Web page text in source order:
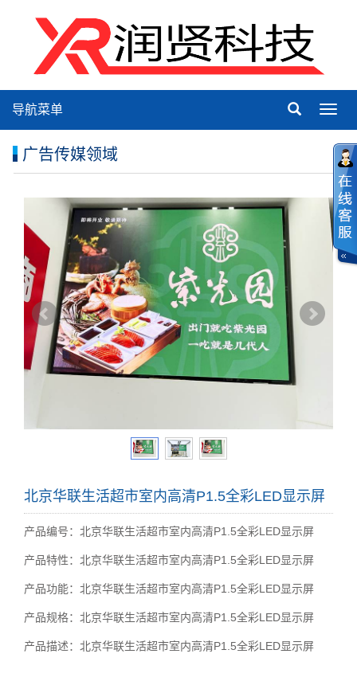
导航菜单
广告传媒领域
北京华联生活超市室内高清P1.5全彩LED显示屏
产品编号：北京华联生活超市室内高清P1.5全彩LED显示屏
产品特性：北京华联生活超市室内高清P1.5全彩LED显示屏
产品功能：北京华联生活超市室内高清P1.5全彩LED显示屏
产品规格：北京华联生活超市室内高清P1.5全彩LED显示屏
产品描述：北京华联生活超市室内高清P1.5全彩LED显示屏